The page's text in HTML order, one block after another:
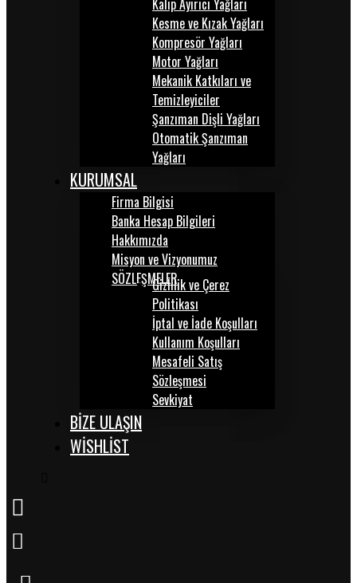
Kalıp Ayırıcı Yağları
Kesme ve Kızak Yağları
Kompresör Yağları
Motor Yağları
Mekanik Katkıları ve
Temizleyiciler
Şanzıman Dişli Yağları
Otomatik Şanzıman
Yağları
KURUMSAL
Firma Bilgisi
Banka Hesap Bilgileri
Hakkımızda
Misyon ve Vizyonumuz
SÖZLEŞMELERGizlilik ve Çerez
Politikası
İptal ve İade Koşulları
Kullanım Koşulları
Mesafeli Satış
Sözleşmesi
Sevkiyat
BİZE ULAŞIN
WISHLIST